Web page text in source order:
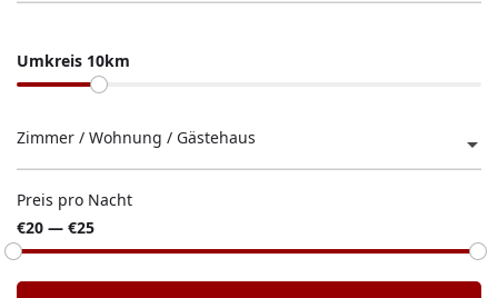
Umkreis 10km
Zimmer / Wohnung / Gästehaus
Preis pro Nacht
€20 — €25